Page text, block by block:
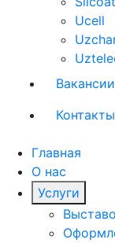
Ucell
Вакансии
Контакты
Главная
О нас
Услуги